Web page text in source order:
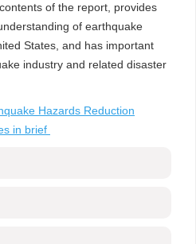
of the report, provides
of earthquake
States, and has important
industry and related disaster
Hazards Reduction
in brief